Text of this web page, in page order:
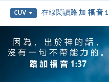
CUV 在線閱讀路 加 福 音 1